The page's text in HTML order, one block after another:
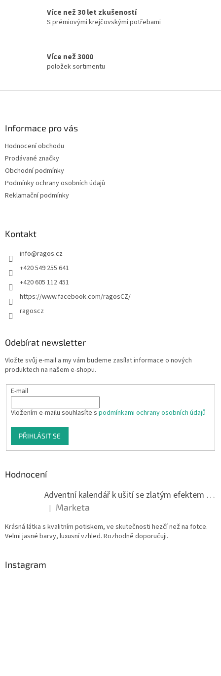
v
k
y
Více než 30 let zkušeností
S prémiovými krejčovskými potřebami
Více než 3000
položek sortimentu
Informace pro vás
Hodnocení obchodu
Prodávané značky
Obchodní podmínky
Podmínky ochrany osobních údajů
Reklamační podmínky
Kontakt
info@ragos.cz
+420 549 255 641
+420 605 112 451
https://www.facebook.com/ragosCZ/
ragoscz
Odebírat newsletter
Vložte svůj e-mail a my vám budeme zasílat informace o nových
produktech na našem e-shopu.
E-mail
Vložením e-mailu souhlasíte s podmínkami ochrany osobních údajů
PŘIHLÁSIT SE
Hodnocení
Adventní kalendář k ušití se zlatým efektem 042Q
Hodnocení produktu je 5 z 5 hvězdiček.
| Marketa
Krásná látka s kvalitním potiskem, ve skutečnosti hezčí než na fotce.
Velmi jasné barvy, luxusní vzhled. Rozhodně doporučuji.
Instagram